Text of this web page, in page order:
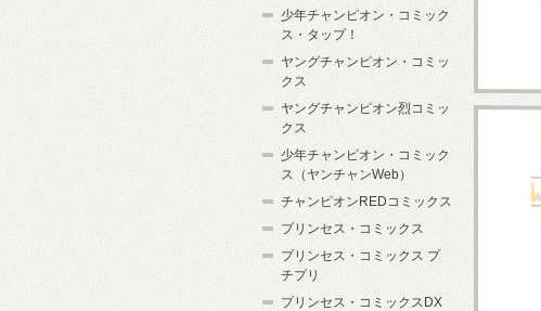
少年チャンピオン・コミック
ス・タップ！
ヤングチャンピオン・コミッ
クス
ヤングチャンピオン烈コミッ
クス
少年チャンピオン・コミック
ス（ヤンチャンWeb）
チャンピオンREDコミックス
プリンセス・コミックス
プリンセス・コミックス プ
チプリ
プリンセス・コミックスDX